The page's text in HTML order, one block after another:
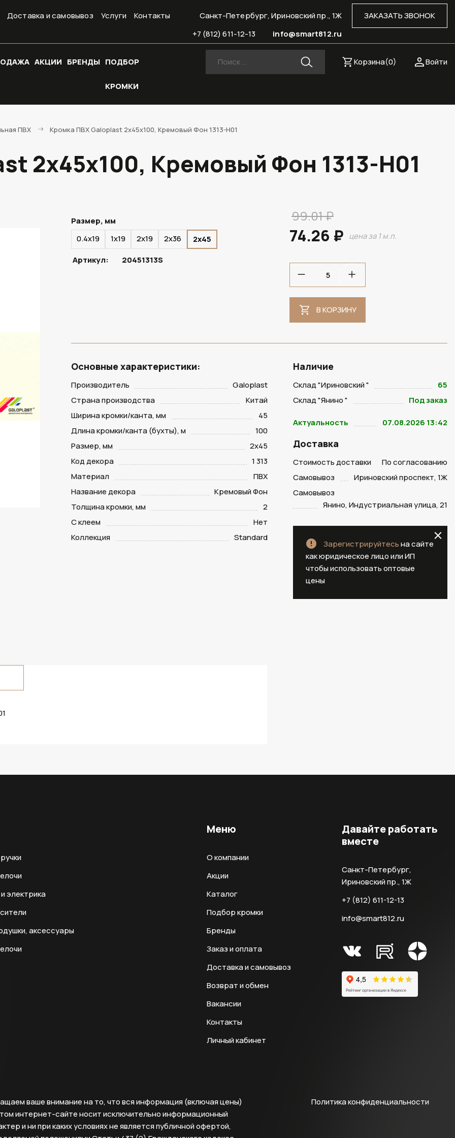
Доставка и самовывоз Услуги Контакты ЗАКАЗАТЬ ЗВОНОК
Санкт-Петербург, Ириновский пр., 1Ж
info@smart812.ru
+7 (812) 611-12-13
АКЦИИ БРЕНДЫ ПОДБОР
КРОМКИ
Войти
Корзина(0)
ПВХ Кромка ПВХ Galoplast 2х45х100, Кремовый Фон 1313-H01
2х45х100, Кремовый Фон 1313-H01
Размер, мм
0.4х19
1х19 2х19 2х36
2х45
Артикул:
20451313S
99.01 ₽
74.26 ₽ цена за 1 м.п.
В КОРЗИНУ
Основные характеристики:
Производитель
Galoplast
Страна производства
Китай
Ширина кромки/канта, мм
45
Длина кромки/канта (бухты), м
100
Размер, мм
2х45
Код декора
1 313
Материал
ПВХ
Название декора
Кремовый Фон
Толщина кромки, мм
2
С клеем
Нет
Коллекция
Standard
Наличие
Склад "Ириновский "
65
Склад "Янино "
Под заказ
Актуальность 07.08.2026 13:42
Доставка
Стоимость доставки
По согласованию
Самовывоз
Ириновский проспект, 1Ж
Самовывоз
Янино, Индустриальная улица, 21
Зарегистрируйтесьна сайте
как юридическое лицо или ИП
чтобы использовать оптовые
цены
электрика
аксессуары
Меню
О компании
Акции
Каталог
Подбор кромки
Бренды
Заказ и оплата
Доставка и самовывоз
Возврат и обмен
Вакансии
Контакты
Личный кабинет
Давайте работать
вместе
Санкт-Петербург,
Ириновский пр., 1Ж
+7 (812) 611-12-13
info@smart812.ru
Политика конфиденциальности
ваше внимание на то, что вся информация (включая цены)
интернет-сайте носит исключительно информационный
и ни при каких условиях не является публичной офертой,